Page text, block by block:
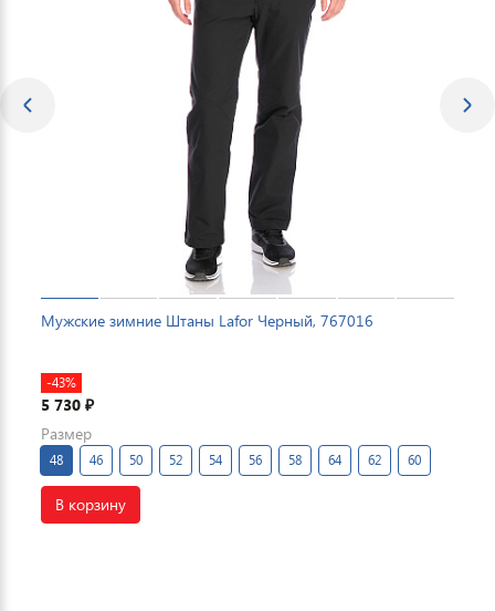
Мужские зимние Штаны Lafor Черный, 767016
-43%
5 730 ₽
Размер
48 46 50 52 54 56 58 64 62 60
В корзину